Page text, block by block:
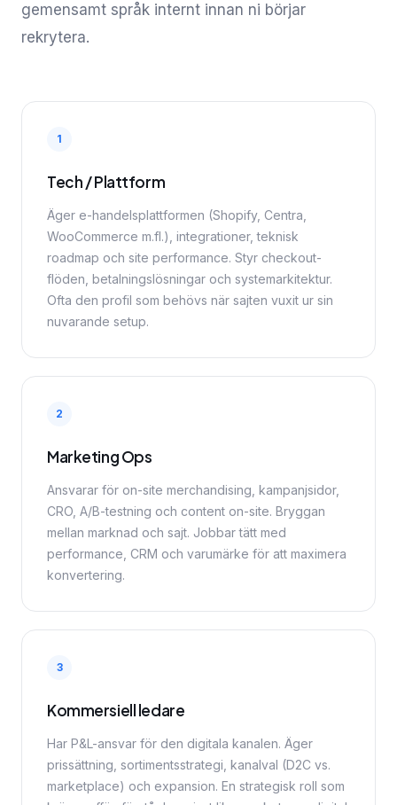
gemensamt språk internt innan ni börjar
rekrytera.
1
Tech / Plattform
Äger e-handelsplattformen (Shopify, Centra,
WooCommerce m.fl.), integrationer, teknisk
roadmap och site performance. Styr checkout-
flöden, betalningslösningar och systemarkitektur.
Ofta den profil som behövs när sajten vuxit ur sin
nuvarande setup.
2
Marketing Ops
Ansvarar för on-site merchandising, kampanjsidor,
CRO, A/B-testning och content on-site. Bryggan
mellan marknad och sajt. Jobbar tätt med
performance, CRM och varumärke för att maximera
konvertering.
3
Kommersiell ledare
Har P&L-ansvar för den digitala kanalen. Äger
prissättning, sortimentsstrategi, kanalval (D2C vs.
marketplace) och expansion. En strategisk roll som